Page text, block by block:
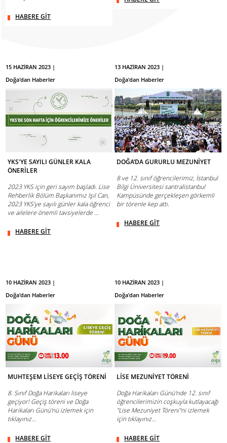
HABERE GİT
15 HAZİRAN 2023 |
Doğa'dan Haberler
YKS'YE SAYILI GÜNLER KALA
ÖNERİLER
2023 YKS için geri sayım başladı. Lise
Rehberlik Bölüm Başkanımız Işıl Can,
2023 YKS’ye sayılı günler kala öğrenci
ve ailelere önemli tavsiyelerde ...
HABERE GİT
13 HAZİRAN 2023 |
Doğa'dan Haberler
DOĞA’DA GURURLU MEZUNİYET
8 ve 12. sınıf öğrencilerimiz, İstanbul
Bilgi Üniversitesi santralistanbul
Kampüsünde gerçekleşen görkemli
bir törenle kep attı.
HABERE GİT
10 HAZİRAN 2023 |
Doğa'dan Haberler
MUHTEŞEM LİSEYE GEÇİŞ TÖRENİ
8. Sınıf Doğa Harikaları liseye
geçiyor! Geçiş töreni ve Doğa
Harikaları Günü'nü izlemek için
tıklayınız...
HABERE GİT
10 HAZİRAN 2023 |
Doğa'dan Haberler
LİSE MEZUNİYET TÖRENİ
Doğa Harikaları Günü'nde 12. sınıf
öğrencilerimizin coşkuyla kutlayacağı
"Lise Mezuniyet Töreni"ni izlemek
için tıklayınız...
HABERE GİT